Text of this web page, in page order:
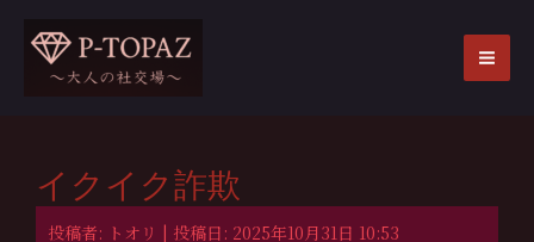
イクイク詐欺
投稿者: トオリ | 投稿日: 2025年10月31日 10:53